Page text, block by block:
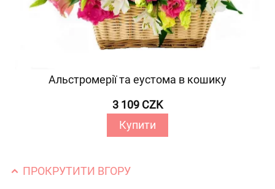
Альстромерії та еустома в кошику
3 109 CZK
Купити
ПРОКРУТИТИ ВГОРУ